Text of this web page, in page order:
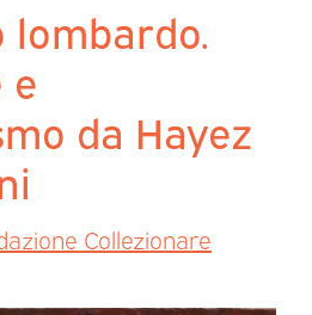
e
da Hayez
Collezionare